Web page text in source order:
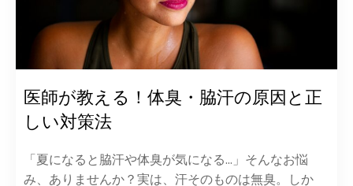
医師が教える！体臭・脇汗の原因と正
しい対策法
「夏になると脇汗や体臭が気になる…」そんなお悩
み、ありませんか？実は、汗そのものは無臭。しか